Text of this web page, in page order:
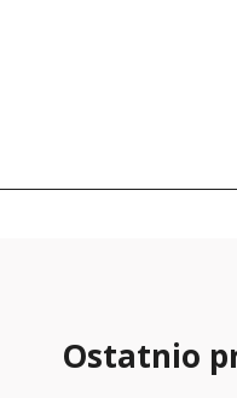
Ostatnio